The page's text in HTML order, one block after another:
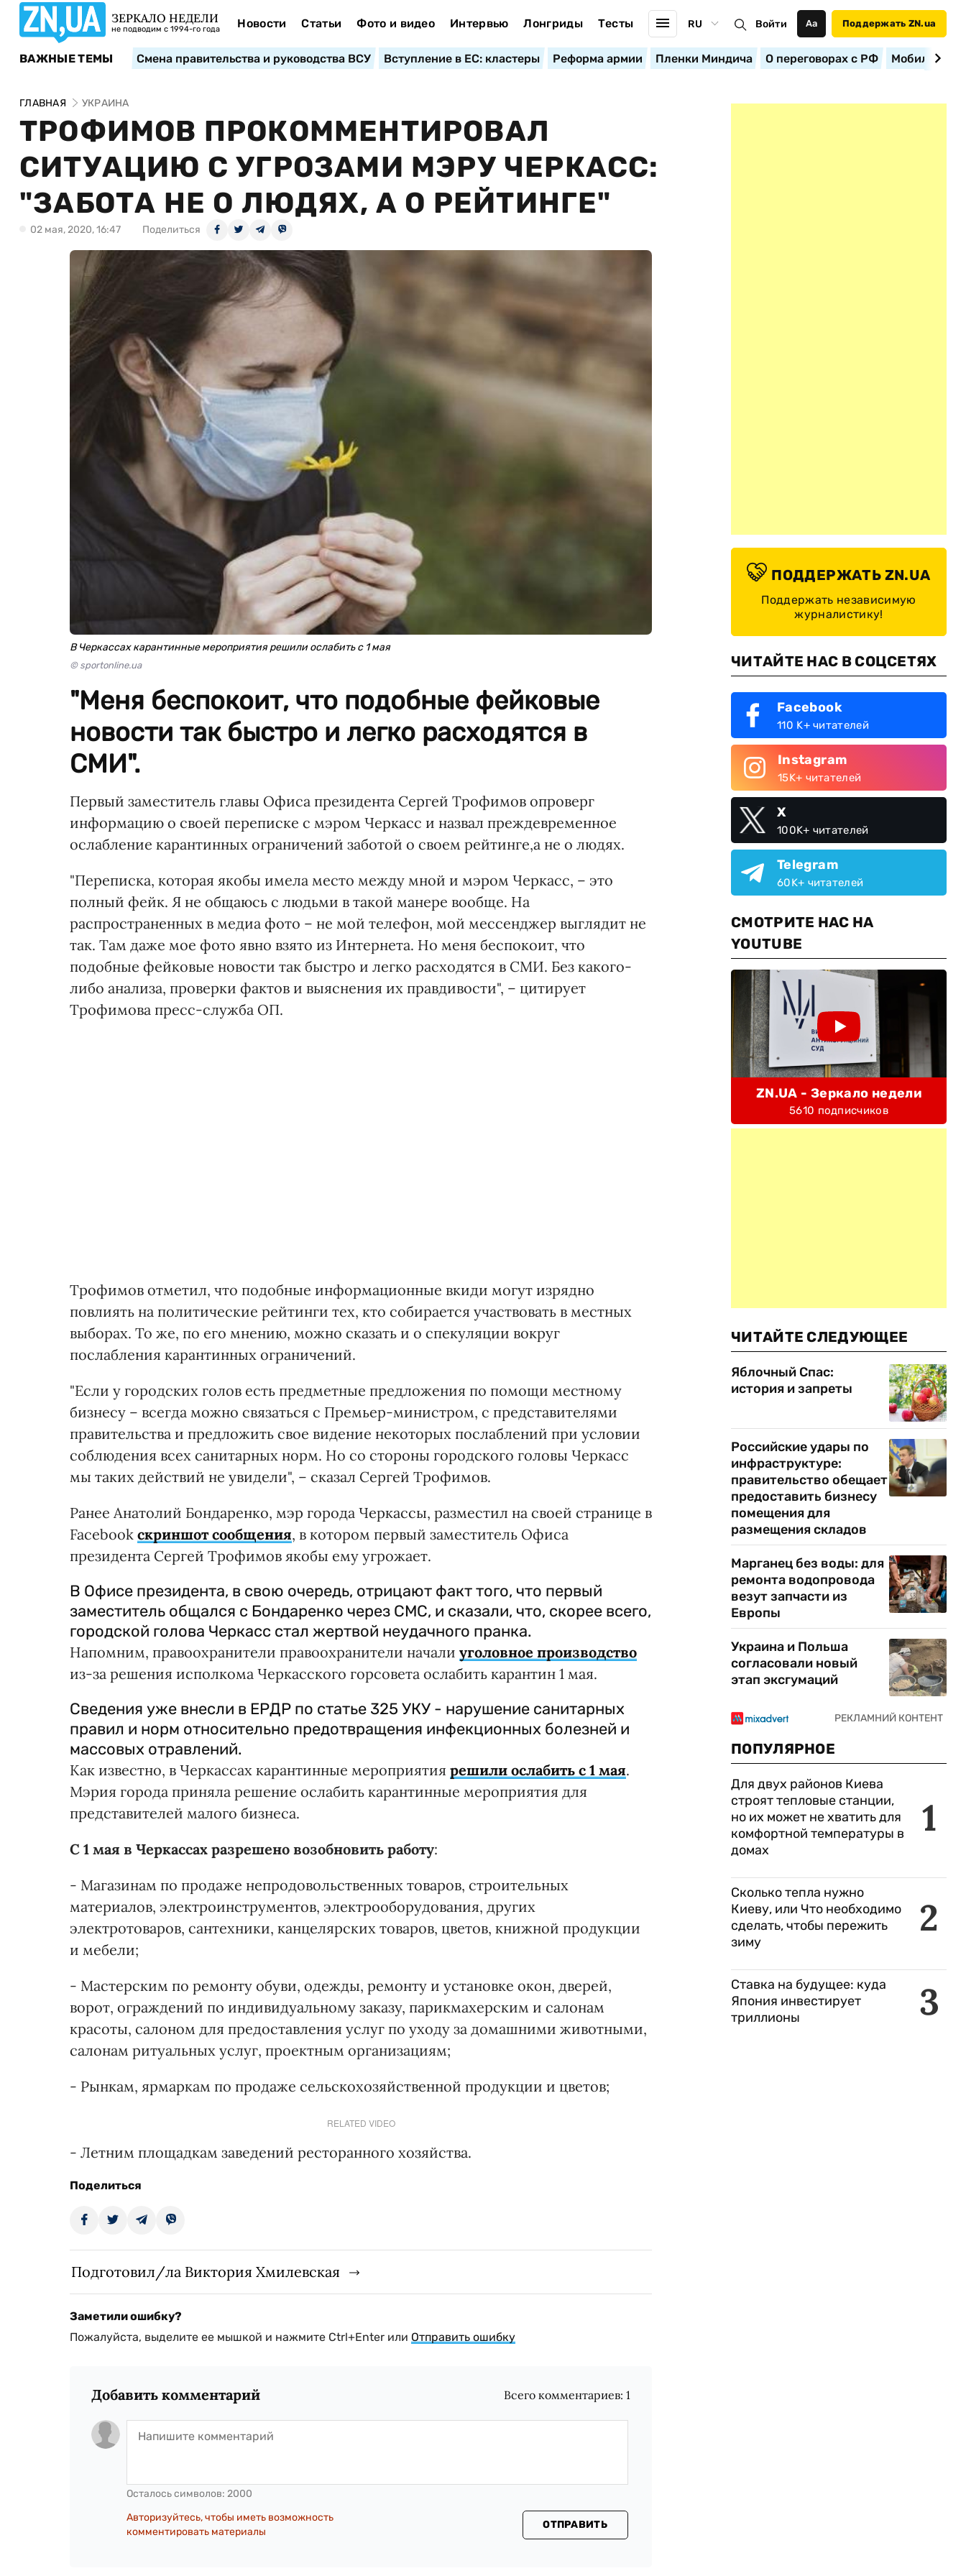
ЗЕРКАЛО НЕДЕЛИ
не подводим с 1994-го года Новости Статьи Фото и видео Интервью Лонгриды Тесты RU Войти Аа Поддержать ZN.ua
ВАЖНЫЕ ТЕМЫ Смена правительства и руководства ВСУ Вступление в ЕС: кластеры Реформа армии Пленки Миндича О переговорах с РФ
ГЛАВНАЯ УКРАИНА
ТРОФИМОВ ПРОКОММЕНТИРОВАЛ
СИТУАЦИЮ С УГРОЗАМИ МЭРУ ЧЕРКАСС:
"ЗАБОТА НЕ О ЛЮДЯХ, А О РЕЙТИНГЕ"
02 мая, 2020, 16:47 Поделиться
В Черкассах карантинные мероприятия решили ослабить с 1 мая
© sportonline.ua
"Меня беспокоит, что подобные фейковые
новости так быстро и легко расходятся в
СМИ".
Первый заместитель главы Офиса президента Сергей Трофимов опроверг
информацию о своей переписке с мэром Черкасс и назвал преждевременное
ослабление карантинных ограничений заботой о своем рейтинге,а не о людях.
"Переписка, которая якобы имела место между мной и мэром Черкасс, – это
полный фейк. Я не общаюсь с людьми в такой манере вообще. На
распространенных в медиа фото – не мой телефон, мой мессенджер выглядит не
так. Там даже мое фото явно взято из Интернета. Но меня беспокоит, что
подобные фейковые новости так быстро и легко расходятся в СМИ. Без какого-
либо анализа, проверки фактов и выяснения их правдивости", – цитирует
Трофимова пресс-служба ОП.
Трофимов отметил, что подобные информационные вкиди могут изрядно
повлиять на политические рейтинги тех, кто собирается участвовать в местных
выборах. То же, по его мнению, можно сказать и о спекуляции вокруг
послабления карантинных ограничений.
"Если у городских голов есть предметные предложения по помощи местному
бизнесу – всегда можно связаться с Премьер-министром, с представителями
правительства и предложить свое видение некоторых послаблений при условии
соблюдения всех санитарных норм. Но со стороны городского головы Черкасс
мы таких действий не увидели", – сказал Сергей Трофимов.
Ранее Анатолий Бондаренко, мэр города Черкассы, разместил на своей странице в
Facebook скриншот сообщения, в котором первый заместитель Офиса
президента Сергей Трофимов якобы ему угрожает.
В Офисе президента, в свою очередь, отрицают факт того, что первый
заместитель общался с Бондаренко через СМС, и сказали, что, скорее всего,
городской голова Черкасс стал жертвой неудачного пранка.
Напомним, правоохранители правоохранители начали уголовное производство
из-за решения исполкома Черкасского горсовета ослабить карантин 1 мая.
Сведения уже внесли в ЕРДР по статье 325 УКУ - нарушение санитарных
правил и норм относительно предотвращения инфекционных болезней и
массовых отравлений.
Как известно, в Черкассах карантинные мероприятия решили ослабить с 1 мая.
Мэрия города приняла решение ослабить карантинные мероприятия для
представителей малого бизнеса.
С 1 мая в Черкассах разрешено возобновить работу:
- Магазинам по продаже непродовольственных товаров, строительных
материалов, электроинструментов, электрооборудования, других
электротоваров, сантехники, канцелярских товаров, цветов, книжной продукции
и мебели;
- Мастерским по ремонту обуви, одежды, ремонту и установке окон, дверей,
ворот, ограждений по индивидуальному заказу, парикмахерским и салонам
красоты, салоном для предоставления услуг по уходу за домашними животными,
салонам ритуальных услуг, проектным организациям;
- Рынкам, ярмаркам по продаже сельскохозяйственной продукции и цветов;
RELATED VIDEO
- Летним площадкам заведений ресторанного хозяйства.
Поделиться
Подготовил/ла Виктория Хмилевская
Заметили ошибку?
Пожалуйста, выделите ее мышкой и нажмите Ctrl+Enter или Отправить ошибку
Добавить комментарий Всего комментариев:1
Осталось символов: 2000
Авторизуйтесь, чтобы иметь возможность
комментировать материалы
ОТПРАВИТЬ
ПОДДЕРЖАТЬ ZN.UA
Поддержать независимую
журналистику!
ЧИТАЙТЕ НАС В СОЦСЕТЯХ
Facebook
110 K+ читателей
Instagram
15K+ читателей
X
100K+ читателей
Telegram
60K+ читателей
СМОТРИТЕ НАС НА
YOUTUBE
ZN.UA - Зеркало недели
5610 подписчиков
ЧИТАЙТЕ СЛЕДУЮЩЕЕ
Яблочный Спас:
история и запреты
Российские удары по
инфраструктуре:
правительство обещает
предоставить бизнесу
помещения для
размещения складов
Марганец без воды: для
ремонта водопровода
везут запчасти из
Европы
Украина и Польша
согласовали новый
этап эксгумаций
ПОПУЛЯРНОЕ
1
Для двух районов Киева
строят тепловые станции,
но их может не хватить для
комфортной температуры в
домах
2
Сколько тепла нужно
Киеву, или Что необходимо
сделать, чтобы пережить
зиму
3
Ставка на будущее: куда
Япония инвестирует
триллионы